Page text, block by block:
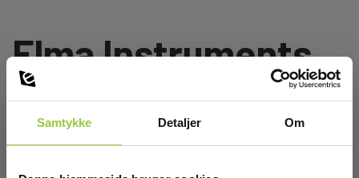
Samtykke Detaljer Om
Elma Instruments
har flere
lækstrøms-